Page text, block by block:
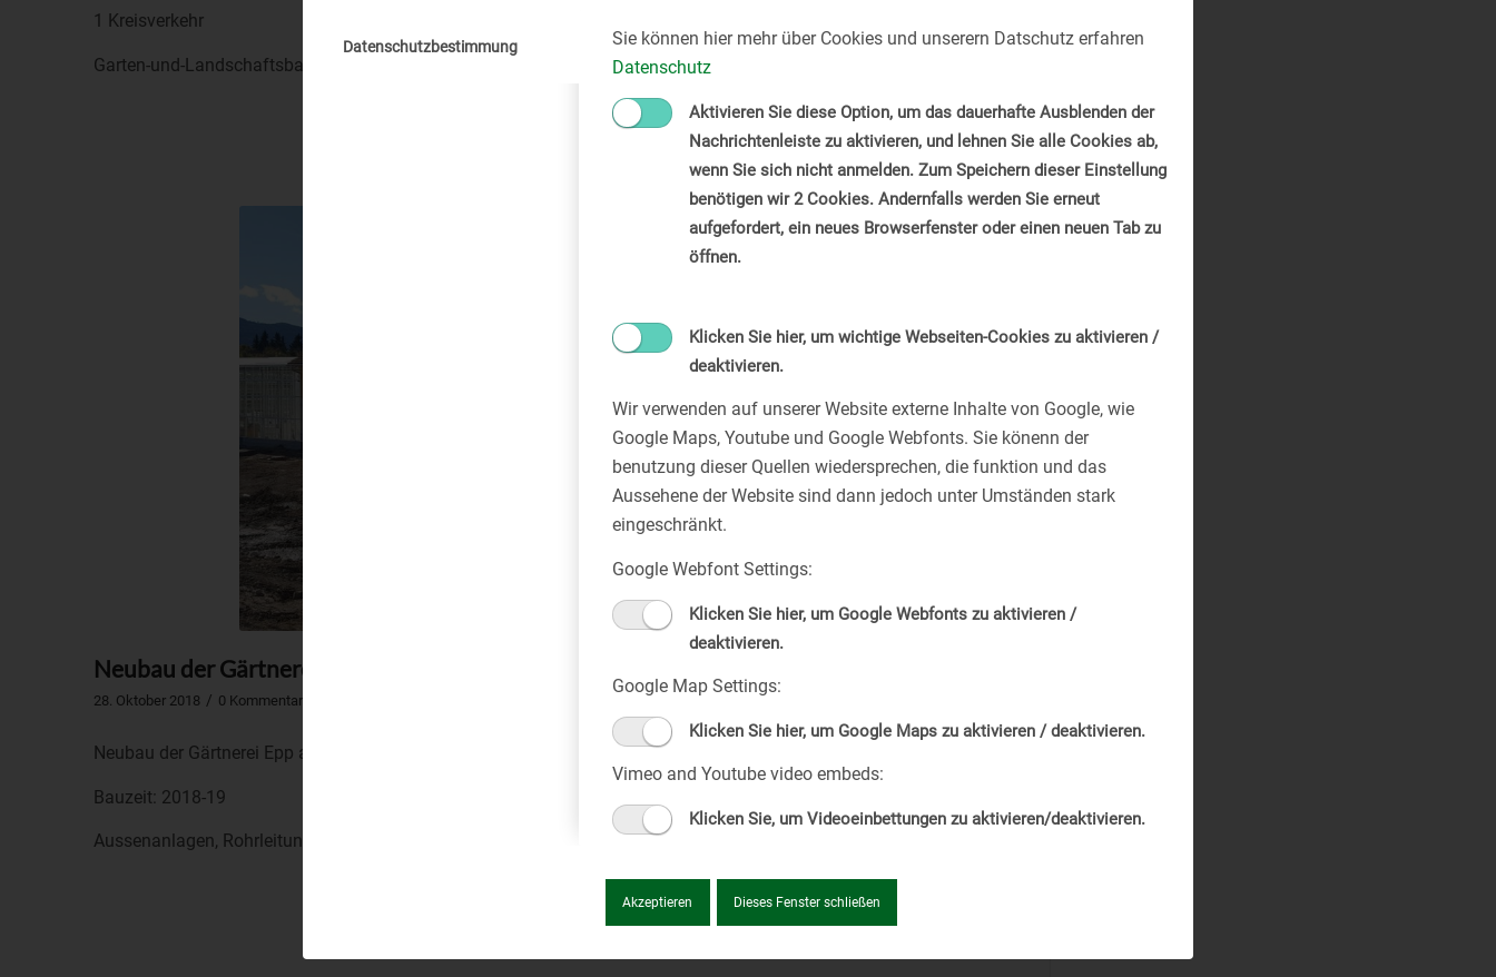
Datenschutzbestimmung
Sie können hier mehr über Cookies und unserern Datschutz erfahren
Datenschutz
Aktivieren Sie diese Option, um das dauerhafte Ausblenden der
Nachrichtenleiste zu aktivieren, und lehnen Sie alle Cookies ab,
wenn Sie sich nicht anmelden. Zum Speichern dieser Einstellung
benötigen wir 2 Cookies. Andernfalls werden Sie erneut
aufgefordert, ein neues Browserfenster oder einen neuen Tab zu
öffnen.
Klicken Sie hier, um wichtige Webseiten-Cookies zu aktivieren /
deaktivieren.
Wir verwenden auf unserer Website externe Inhalte von Google, wie
Google Maps, Youtube und Google Webfonts. Sie könenn der
benutzung dieser Quellen wiedersprechen, die funktion und das
Aussehene der Website sind dann jedoch unter Umständen stark
eingeschränkt.
Google Webfont Settings:
Klicken Sie hier, um Google Webfonts zu aktivieren /
deaktivieren.
Google Map Settings:
Klicken Sie hier, um Google Maps zu aktivieren / deaktivieren.
Vimeo and Youtube video embeds:
Klicken Sie, um Videoeinbettungen zu aktivieren/deaktivieren.
Akzeptieren Dieses Fenster schließen
1 Kreisverkehr
Garten-und-Landschaftsbau
Neubau der Gärtnerei Epp an der B13, Reichersbeuern
28. Oktober 2018 / 0 Kommentare Referenzen , Rohrleitungsbau
Neubau der Gärtnerei Epp an der B13, Reichersbeuern
Bauzeit: 2018-19
Aussenanlagen, Rohrleitungen, Abwasserreinigung